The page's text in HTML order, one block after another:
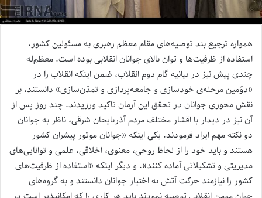
همواره ترجیع بند توصیه‌های مقام معظم رهبری به مسئولین کشور،
استفاده از ظرفیت‌ها و توان بالای جوانان انقلابی بوده است. معظم‌له
چندی پیش نیز در بیانیه گام دوم انقلاب، ضمن اینکه انقلاب را در
«دوّمین مرحله‌ی خودسازی و جامعه‌پردازی و تمدّن‌سازی» دانستند، بر
نقش محوری جوانان در تحقق این آرمان تاکید ورزیدند. چند روز پس از
آن نیز در دیدار با اقشار مختلف مردم آذربایجان شرقی، ناظر به جوانان
دو نکته مهم ایراد فرمودند. یکی اینکه «جوانان موتور پیشران کشور
هستند و باید خود را از لحاظ روحی، معنوی، اخلاقی، علمی و توانایی‌های
مدیریتی و تشکیلاتی آماده کنند». و دیگر اینکه «استفاده از ظرفیت‌های
کشور را نیاز‌مند حرکت آتش به اختیار جوانان دانستند و به گروه‌های